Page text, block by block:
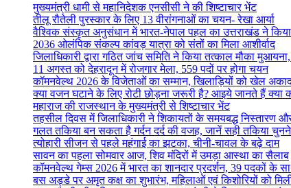
मुख्यमंत्री धामी से महानिदेशक एनसीसी ने की शिष्टाचार भेंट
तीलू रौतेली पुरस्कार के लिए 13 वीरांगनाओं का चयन- रेखा आर्या
वैश्विक संस्कृत अनुसंधान में भारत-नेपाल पहल का उत्तराखंड ने
2036 ओलंपिक संकल्प कांवड़ यात्रा को संतों का मिला आशीर्वाद
जिलाधिकारी द्वारा गठित जांच समिति ने किया तत्काल मौका
11 अगस्त को देहरादून में रोजगार मेला, 559 पदों पर होगा चयन
कॉमनवेल्थ 2026 के विजेताओं का सम्मान, खिलाड़ियों को खेल
क्या वजन घटाने के लिए रोटी छोड़ना जरूरी है? आइये जानते हैं क्या
महाराज की राजस्थान के मुख्यमंत्री से शिष्टाचार भेंट
तहसील दिवस में जिलाधिकारी ने शिकायतों के समयबद्ध निस्तारण और
गलत तकिया बन सकता है गर्दन दर्द की वजह, जानें सही तकिया
त्योहारी सीजन से पहले महंगाई का झटका, चीनी-चावल के बढ़े दाम
सावन का पहला सोमवार आज, शिव मंदिरों में उमड़ा आस्था का सैलाब
कॉमनवेल्थ गेम्स 2026 में भारत का शानदार प्रदर्शन, 39 पदकों के
बस अड्डे पर अमृत कक्ष का शुभारंभ, महिलाओं एवं किशोरियों को